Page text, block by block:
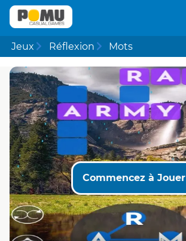
Jeux Réflexion Mots
Commencez à Jouer